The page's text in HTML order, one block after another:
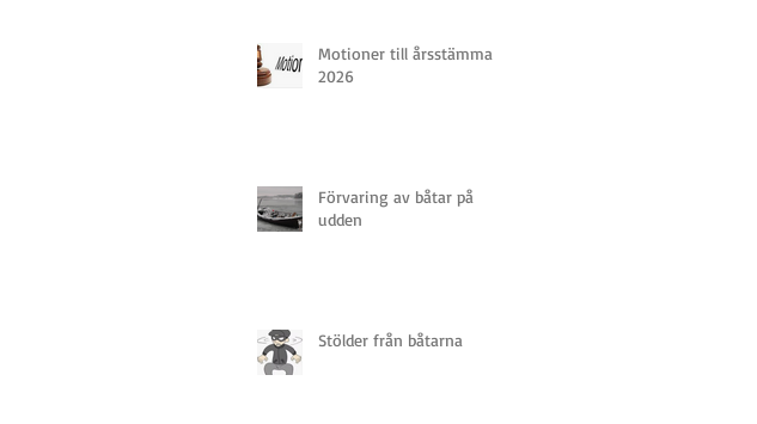
Motioner till årsstämma
2026
Förvaring av båtar på
udden
Stölder från båtarna